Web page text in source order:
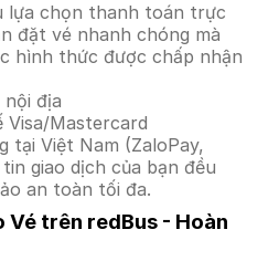
lựa chọn thanh toán trực
đặt vé nhanh chóng mà
hình thức được chấp nhận
địa
Visa/Mastercard
tại Việt Nam (ZaloPay,
giao dịch của bạn đều
an toàn tối đa.
Vé trên redBus - Hoàn